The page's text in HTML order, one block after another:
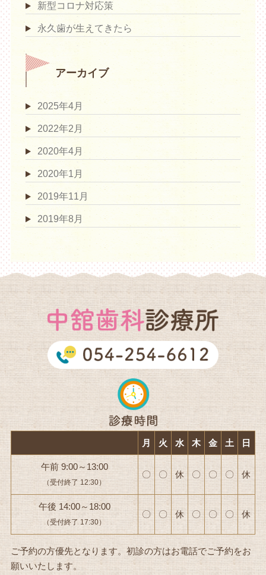
新型コロナ対応策
永久歯が生えてきたら
アーカイブ
2025年4月
2022年2月
2020年4月
2020年1月
2019年11月
2019年8月
月 火 水 木 金 土 日
午前 9:00～13:00
（受付終了 12:30）
〇 〇 休 〇 〇 〇 休
午後 14:00～18:00
（受付終了 17:30）
〇 〇 休 〇 〇 〇 休
ご予約の方優先となります。初診の方はお電話でご予約をお
願いいたします。